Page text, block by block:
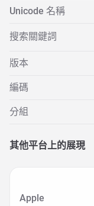
Unicode 名稱
搜索關鍵詞
版本
編碼
分組
其他平台上的展現
Apple